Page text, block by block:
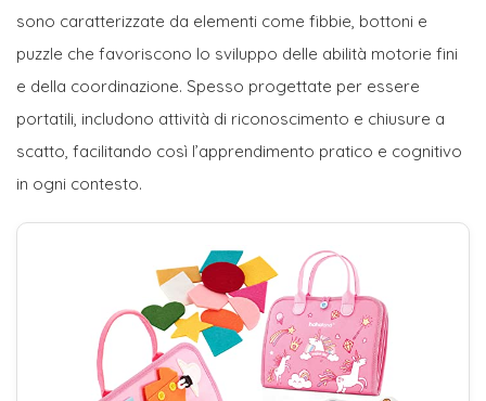
sono caratterizzate da elementi come fibbie, bottoni e
puzzle che favoriscono lo sviluppo delle abilità motorie fini
e della coordinazione. Spesso progettate per essere
portatili, includono attività di riconoscimento e chiusure a
scatto, facilitando così l’apprendimento pratico e cognitivo
in ogni contesto.